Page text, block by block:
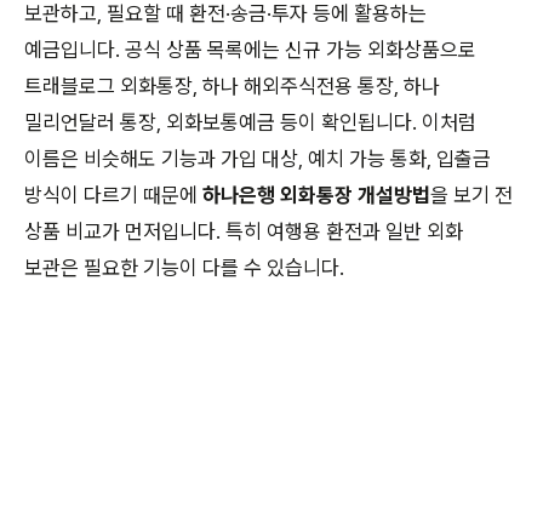
보관하고, 필요할 때 환전·송금·투자 등에 활용하는
예금입니다. 공식 상품 목록에는 신규 가능 외화상품으로
트래블로그 외화통장, 하나 해외주식전용 통장, 하나
밀리언달러 통장, 외화보통예금 등이 확인됩니다. 이처럼
이름은 비슷해도 기능과 가입 대상, 예치 가능 통화, 입출금
방식이 다르기 때문에 하나은행 외화통장 개설방법을 보기 전
상품 비교가 먼저입니다. 특히 여행용 환전과 일반 외화
보관은 필요한 기능이 다를 수 있습니다.